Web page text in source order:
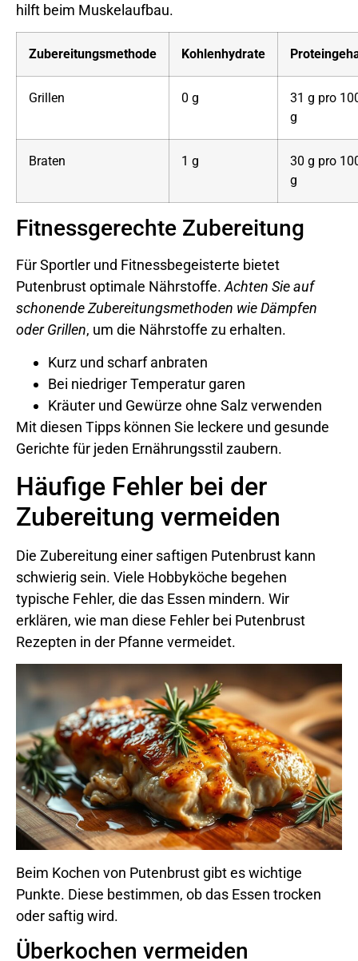
hilft beim Muskelaufbau.
Zubereitungsmethode Kohlenhydrate
Grillen 0 g
31 g pro
g
Braten 1 g
30 g pro
g
Fitnessgerechte Zubereitung
Für Sportler und Fitnessbegeisterte bietet
Putenbrust optimale Nährstoffe. Achten Sie auf
schonende Zubereitungsmethoden wie Dämpfen
oder Grillen, um die Nährstoffe zu erhalten.
Kurz und scharf anbraten
Bei niedriger Temperatur garen
Kräuter und Gewürze ohne Salz verwenden
Mit diesen Tipps können Sie leckere und gesunde
Gerichte für jeden Ernährungsstil zaubern.
Häufige Fehler bei der
Zubereitung vermeiden
Die Zubereitung einer saftigen Putenbrust kann
schwierig sein. Viele Hobbyköche begehen
typische Fehler, die das Essen mindern. Wir
erklären, wie man diese Fehler bei Putenbrust
Rezepten in der Pfanne vermeidet.
Beim Kochen von Putenbrust gibt es wichtige
Punkte. Diese bestimmen, ob das Essen trocken
oder saftig wird.
Überkochen vermeiden